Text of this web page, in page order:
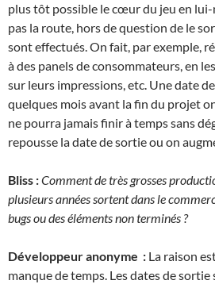
plus tôt possible le cœur du jeu en
pas la route, hors de question de le
sont effectués. On fait, par exemple,
à des panels de consommateurs, en
sur leurs impressions, etc. Une date
quelques mois avant la fin du projet
ne pourra jamais finir à temps sans
repousse la date de sortie ou on
Bliss :Comment de très grosses
plusieurs années sortent dans le
bugs ou des éléments non terminés ?
Développeur anonyme : La raison
manque de temps. Les dates de sortie